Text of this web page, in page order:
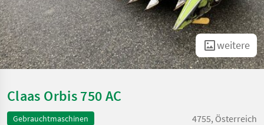
weitere
Claas Orbis 750 AC
Gebrauchtmaschinen 4755, Österreich